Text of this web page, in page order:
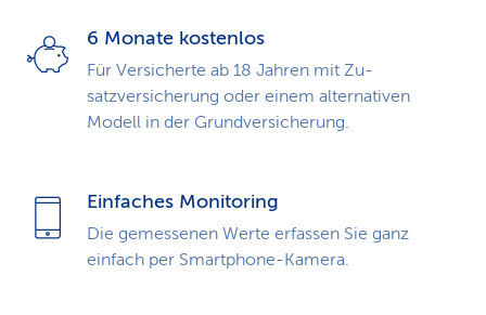
6 Monate kostenlos
Für Versicherte ab 18 Jahren mit Zu­
satzversicherung oder einem alterna­tiven
Modell in der Grundversicherung.
Einfaches Monitoring
Die gemessenen Werte erfassen Sie ganz
einfach per Smartphone-Kamera.